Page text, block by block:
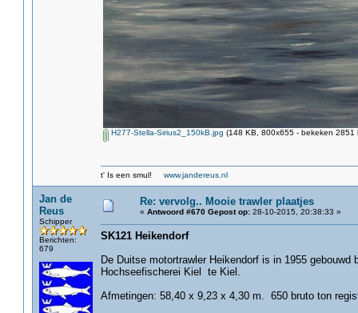
H277-Stella-Sirius2_150kB.jpg (148 KB, 800x655 - bekeken 2851
t' Is een smul! www.jandereus.nl
Jan de
Reus
Schipper
Berichten:
679
Re: vervolg.. Mooie trawler plaatjes
« Antwoord #670 Gepost op:28-10-2015, 20:38:33 »
SK121 Heikendorf
De Duitse motortrawler Heikendorf is in 1955
Hochseefischerei Kiel te Kiel.
Afmetingen: 58,40 x 9,23 x 4,30 m. 650 bruto ton